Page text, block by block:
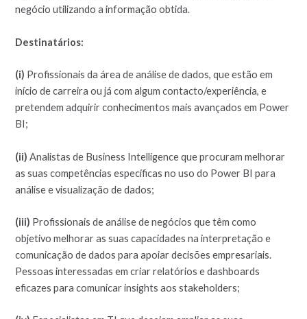
negócio utilizando a informação obtida.
Destinatários:
(i) Profissionais da área de análise de dados, que estão em
início de carreira ou já com algum contacto/experiência, e
pretendem adquirir conhecimentos mais avançados em Power
BI;
(ii) Analistas de Business Intelligence que procuram melhorar
as suas competências específicas no uso do Power BI para
análise e visualização de dados;
(iii) Profissionais de análise de negócios que têm como
objetivo melhorar as suas capacidades na interpretação e
comunicação de dados para apoiar decisões empresariais.
Pessoas interessadas em criar relatórios e dashboards
eficazes para comunicar insights aos stakeholders;